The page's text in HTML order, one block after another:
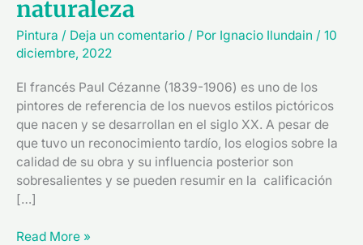
naturaleza
Pintura / Deja un comentario / Por Ignacio Ilundain / 10
diciembre, 2022
El francés Paul Cézanne (1839-1906) es uno de los
pintores de referencia de los nuevos estilos pictóricos
que nacen y se desarrollan en el siglo XX. A pesar de
que tuvo un reconocimiento tardío, los elogios sobre la
calidad de su obra y su influencia posterior son
sobresalientes y se pueden resumir en la calificación
[…]
Read More »